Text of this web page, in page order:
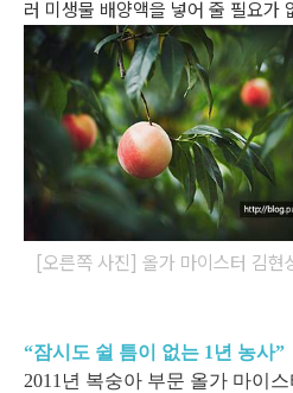
러 미생물 배양액을 넣어 줄 필요가
[오른쪽 사진] 올가 마이스터 김현
“잠시도 쉴 틈이 없는 1년 농사”
2011년 복숭아 부문 올가 마이